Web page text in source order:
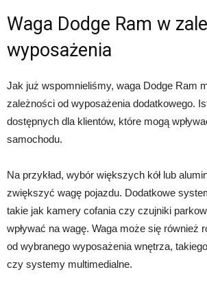
Waga Dodge Ram w
wyposażenia
Jak już wspomnieliśmy, waga Dodge Ram
zależności od wyposażenia dodatkowego.
dostępnych dla klientów, które mogą
samochodu.
Na przykład, wybór większych kół lub
zwiększyć wagę pojazdu. Dodatkowe
takie jak kamery cofania czy czujniki
wpływać na wagę. Waga może się również
od wybranego wyposażenia wnętrza,
czy systemy multimedialne.